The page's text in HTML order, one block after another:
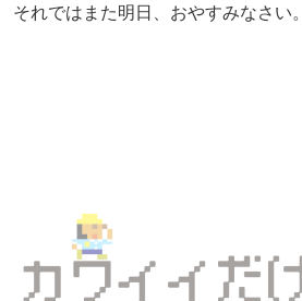
それではまた明日、おやすみなさい。